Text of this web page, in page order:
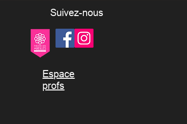
Suivez-nous
Espace
profs